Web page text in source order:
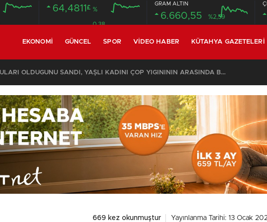
64,4811 £ %
0.38
GRAM ALTIN
6.660,55 %2,59
EKONOMI GÜNCEL SPOR VIDEO HABER KÜTAHYA GAZETELERI
KOMŞULARI ÖLDÜĞÜNÜ SANDI, YAŞLI KADINI ÇÖP YIĞINININ ARASINDA BULUNDU
669 kez okunmuştur Yayınlanma Tarihi: 13 Ocak